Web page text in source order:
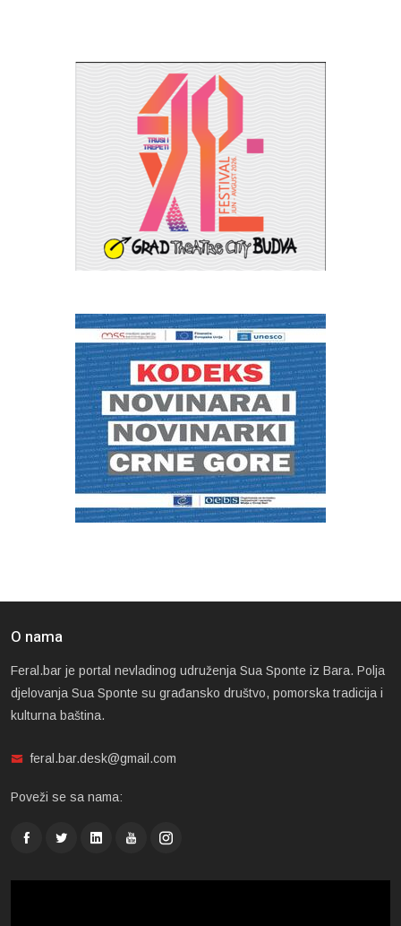
O nama
Feral.bar je portal nevladinog udruženja Sua Sponte iz Bara. Polja
djelovanja Sua Sponte su građansko društvo, pomorska tradicija i
kulturna baština.
feral.bar.desk@gmail.com
Poveži se sa nama: